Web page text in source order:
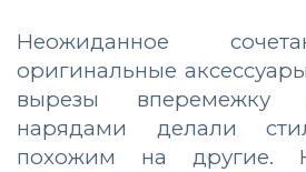
Неожиданное
оригинальные
вырезы вперемежку
нарядами делали
похожим на другие.